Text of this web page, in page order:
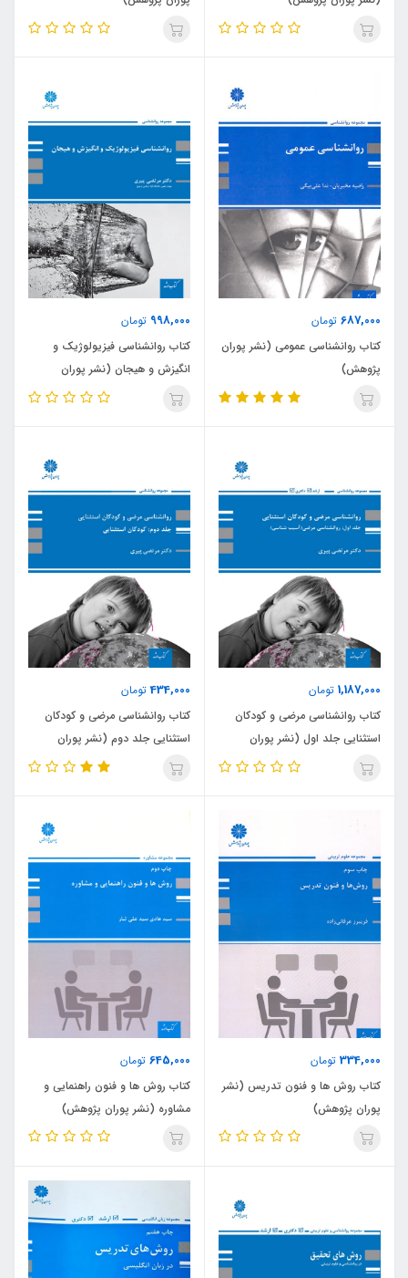
687,000 تومان
کتاب روانشناسی عمومی (نشر پوران
پژوهش)
998,000 تومان
کتاب روانشناسی فیزیولوژیک و
انگیزش و هیجان (نشر پوران
پژوهش)
1,187,000 تومان
کتاب روانشناسی مرضی و کودکان
استثنایی جلد اول (نشر پوران
پژوهش)
434,000تومان
کتاب روانشناسی مرضی و کودکان
استثنایی جلد دوم (نشر پوران
پژوهش)
334,000 تومان
کتاب روش ها و فنون تدریس (نشر
پوران پژوهش)
645,000 تومان
کتاب روش ها و فنون راهنمایی و
مشاوره (نشر پوران پژوهش)